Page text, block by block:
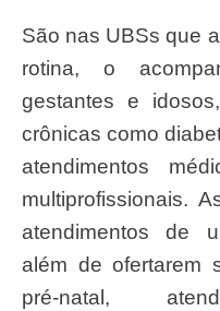
São nas UBSs que acontecem as consultas de
rotina, o
gestantes e
crônicas como
atendimentos
multiprofissionais.
atendimentos de
além de ofertarem
pré-natal,